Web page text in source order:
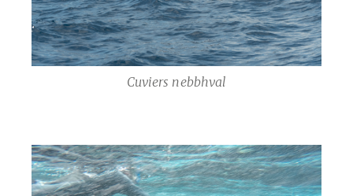
Cuviers nebbhval